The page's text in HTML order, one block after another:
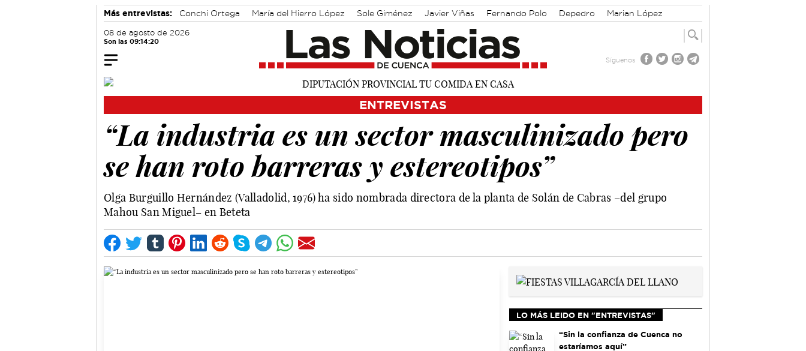
Más entrevistas: Conchi Ortega María del Hierro López Sole Giménez Javier Viñas Fernando Polo Depedro
Marian López
08 de agosto de 2026
Son las 09:14:21
Síguenos
ENTREVISTAS
“La industria es un sector masculinizado pero
se han roto barreras y estereotipos”
Olga Burguillo Hernández (Valladolid, 1976) ha sido nombrada directora de la planta de Solán de Cabras –del grupo
Mahou San Miguel– en Beteta
LO MÁS LEIDO EN "ENTREVISTAS"
“Sin la confianza de Cuenca no
estaríamos aquí”